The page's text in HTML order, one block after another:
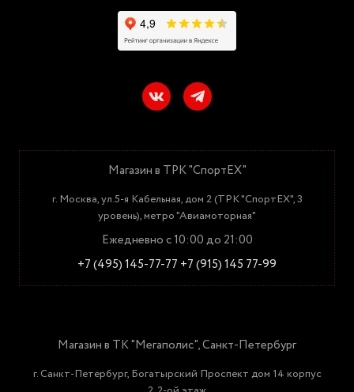
Магазин в ТРК "СпортЕХ"
г. Москва, ул.5-я Кабельная, дом 2 (ТРК "СпортЕХ", 3
уровень), метро "Авиамоторная"
Ежедневно с 10:00 до 21:00
+7 (495) 145-77-77 +7 (915) 145 77-99
Магазин в ТК "Мегаполис", Санкт-Петербург
г. Санкт-Петербург, Богатырский Проспект дом 14 корпус